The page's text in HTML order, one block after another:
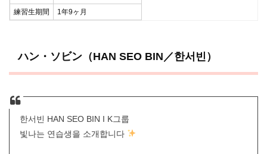
練習生期間
1年9ヶ月
ハン・ソビン（HAN SEO BIN／한서빈）
한서빈 HAN SEO BIN I K그룹
빛나는 연습생을 소개합니다